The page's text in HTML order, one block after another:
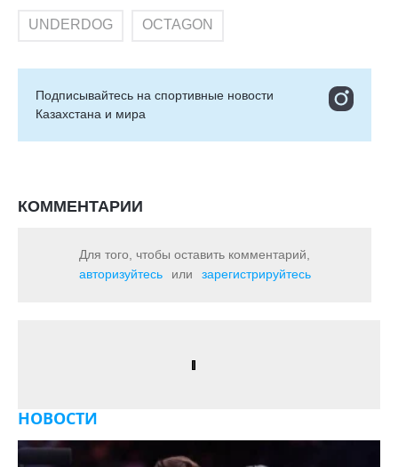
UNDERDOG OCTAGON
Подписывайтесь на cпортивные новости
Казахстана и мира
КОММЕНТАРИИ
Для того, чтобы оставить комментарий,
авторизуйтесь
или зарегистрируйтесь
НОВОСТИ